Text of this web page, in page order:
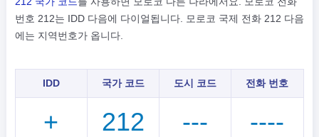
번호 212는 IDD 다음에 다이얼됩니다. 모로코 국제 전화 212 다음
에는 지역번호가 옵니다.
IDD 국가 코드 도시 코드 전화 번호
+ 212 --- ----